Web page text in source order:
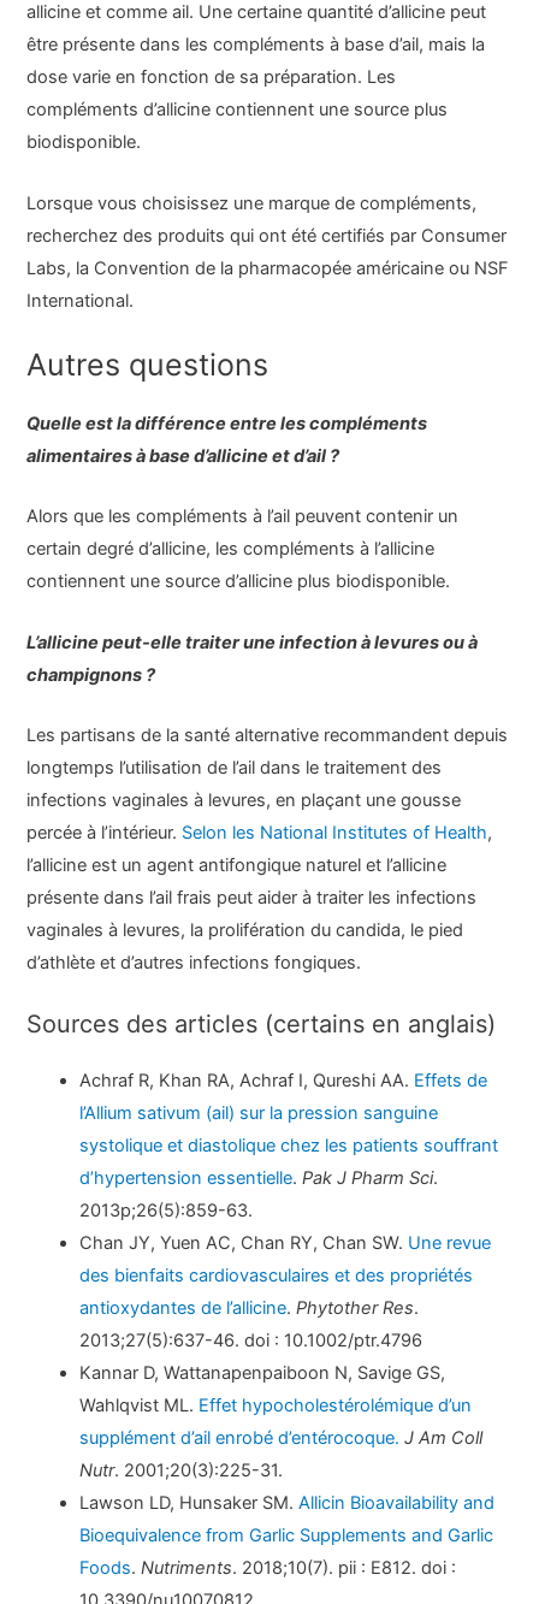
allicine et comme ail. Une certaine quantité d’allicine peut
être présente dans les compléments à base d’ail, mais la
dose varie en fonction de sa préparation. Les
compléments d’allicine contiennent une source plus
biodisponible.
Lorsque vous choisissez une marque de compléments,
recherchez des produits qui ont été certifiés par Consumer
Labs, la Convention de la pharmacopée américaine ou NSF
International.
Autres questions
Quelle est la différence entre les compléments
alimentaires à base d’allicine et d’ail ?
Alors que les compléments à l’ail peuvent contenir un
certain degré d’allicine, les compléments à l’allicine
contiennent une source d’allicine plus biodisponible.
L’allicine peut-elle traiter une infection à levures ou à
champignons ?
Les partisans de la santé alternative recommandent depuis
longtemps l’utilisation de l’ail dans le traitement des
infections vaginales à levures, en plaçant une gousse
percée à l’intérieur. Selon les National Institutes of Health,
l’allicine est un agent antifongique naturel et l’allicine
présente dans l’ail frais peut aider à traiter les infections
vaginales à levures, la prolifération du candida, le pied
d’athlète et d’autres infections fongiques.
Sources des articles (certains en anglais)
Achraf R, Khan RA, Achraf I, Qureshi AA. Effets de
l’Allium sativum (ail) sur la pression sanguine
systolique et diastolique chez les patients souffrant
d’hypertension essentielle.Pak J Pharm Sci.
2013p;26(5):859-63.
Chan JY, Yuen AC, Chan RY, Chan SW. Une revue
des bienfaits cardiovasculaires et des propriétés
antioxydantes de l’allicine.Phytother Res.
2013;27(5):637-46. doi : 10.1002/ptr.4796
Kannar D, Wattanapenpaiboon N, Savige GS,
Wahlqvist ML. Effet hypocholestérolémique d’un
supplément d’ail enrobé d’entérocoque. J Am Coll
Nutr. 2001;20(3):225-31.
Lawson LD, Hunsaker SM.Allicin Bioavailability and
Bioequivalence from Garlic Supplements and Garlic
Foods.Nutriments. 2018;10(7). pii : E812. doi :